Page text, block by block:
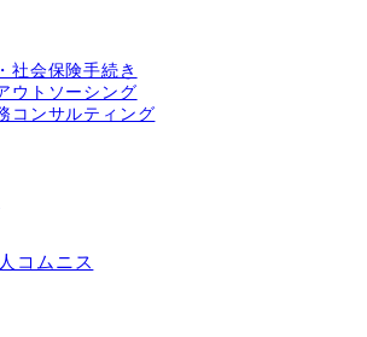
社会保険手続き
ウトソーシング
コンサルティング